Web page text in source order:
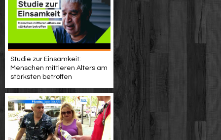
Studie zur Einsamkeit:
Menschen mittleren Alters am
stärksten betroffen